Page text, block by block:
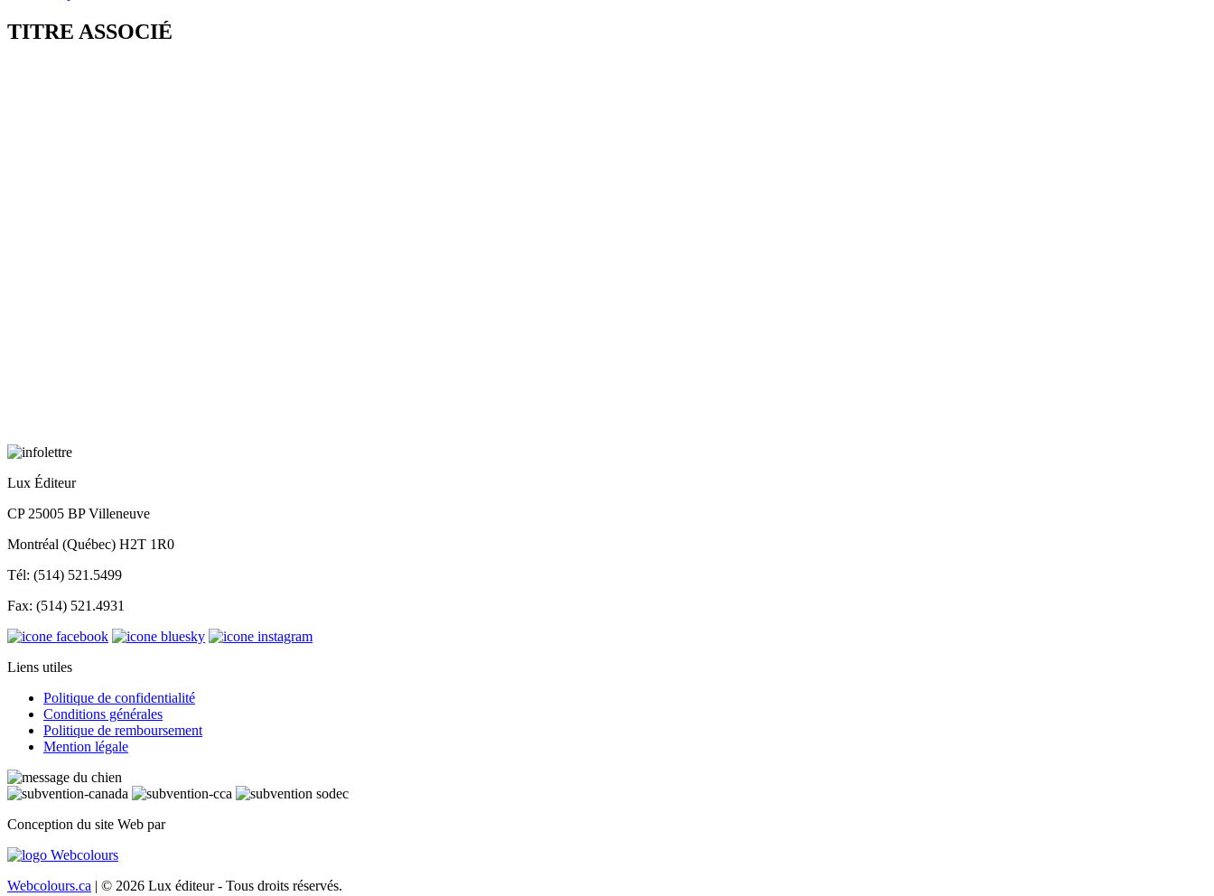
TITRE ASSOCIÉ
Lux Éditeur
CP 25005 BP Villeneuve
Montréal (Québec) H2T 1R0
Tél: (514) 521.5499
Fax: (514) 521.4931
Liens utiles
Politique de confidentialité
Conditions générales
Politique de remboursement
Mention légale
Conception du site Web par
Webcolours.ca | © 2026 Lux éditeur - Tous droits réservés.